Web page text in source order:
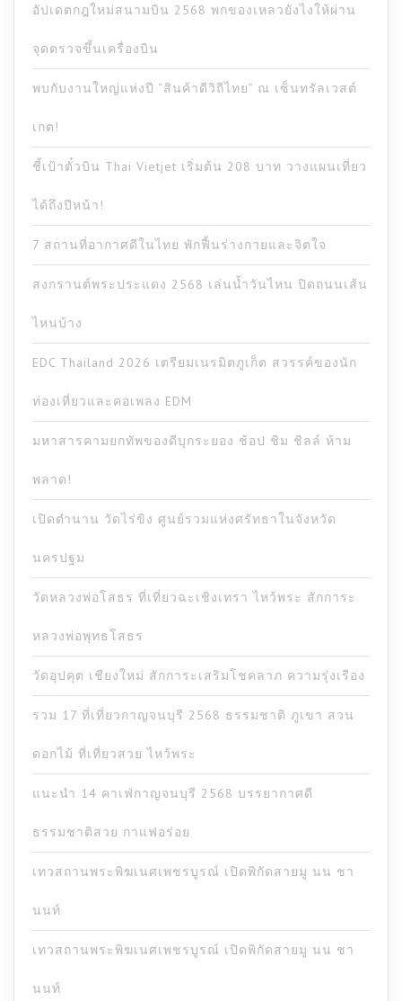
อัปเดตกฎใหม่สนามบิน 2568 พกของเหลวยังไงให้ผ่าน
จุดตรวจขึ้นเครื่องบิน
พบกับงานใหญ่แห่งปี “สินค้าดีวิถีไทย” ณ เซ็นทรัลเวสต์
เกต!
ชี้เป้าตั๋วบิน Thai Vietjet เริ่มต้น 208 บาท วางแผนเที่ยว
ได้ถึงปีหน้า!
7 สถานที่อากาศดีในไทย พักฟื้นร่างกายและจิตใจ
สงกรานต์พระประแดง 2568 เล่นน้ำวันไหน ปิดถนนเส้น
ไหนบ้าง
EDC Thailand 2026 เตรียมเนรมิตภูเก็ต สวรรค์ของนัก
ท่องเที่ยวและคอเพลง EDM
มหาสารคามยกทัพของดีบุกระยอง ช้อป ชิม ชิลล์ ห้าม
พลาด!
เปิดตำนาน วัดไร่ขิง ศูนย์รวมแห่งศรัทธาในจังหวัด
นครปฐม
วัดหลวงพ่อโสธร ที่เที่ยวฉะเชิงเทรา ไหว้พระ สักการะ
หลวงพ่อพุทธโสธร
วัดอุปคุต เชียงใหม่ สักการะเสริมโชคลาภ ความรุ่งเรือง
รวม 17 ที่เที่ยวกาญจนบุรี 2568 ธรรมชาติ ภูเขา สวน
ดอกไม้ ที่เที่ยวสวย ไหว้พระ
แนะนำ 14 คาเฟ่กาญจนบุรี 2568 บรรยากาศดี
ธรรมชาติสวย กาแฟอร่อย
เทวสถานพระพิฆเนศเพชรบูรณ์ เปิดพิกัดสายมู นน ชา
นนท์
เทวสถานพระพิฆเนศเพชรบูรณ์ เปิดพิกัดสายมู นน ชา
นนท์